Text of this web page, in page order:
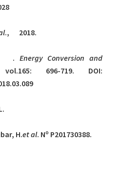
., 2018.
. Energy Conversion and
696-719. DOI:
H.et al. Nº P201730388.